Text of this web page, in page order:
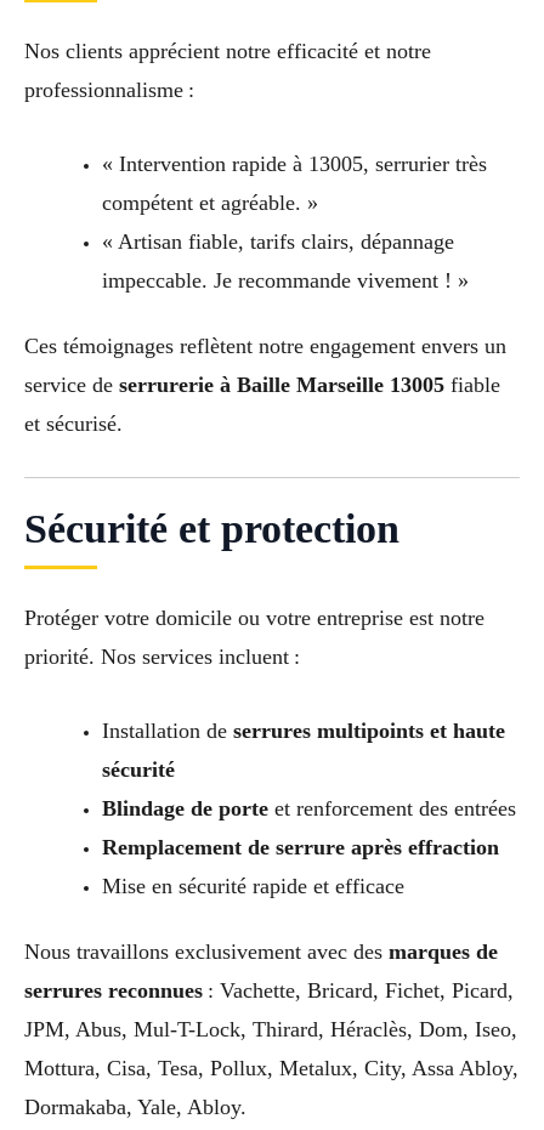
Nos clients apprécient notre efficacité et notre
professionnalisme :
« Intervention rapide à 13005, serrurier très
compétent et agréable. »
« Artisan fiable, tarifs clairs, dépannage
impeccable. Je recommande vivement ! »
Ces témoignages reflètent notre engagement envers un
service de serrurerie à Baille Marseille 13005 fiable
et sécurisé.
Sécurité et protection
Protéger votre domicile ou votre entreprise est notre
priorité. Nos services incluent :
Installation de serrures multipoints et haute
sécurité
Blindage de porteet renforcement des entrées
Remplacement de serrure après effraction
Mise en sécurité rapide et efficace
Nous travaillons exclusivement avec des marques de
serrures reconnues : Vachette, Bricard, Fichet, Picard,
JPM, Abus, Mul-T-Lock, Thirard, Héraclès, Dom, Iseo,
Mottura, Cisa, Tesa, Pollux, Metalux, City, Assa Abloy,
Dormakaba, Yale, Abloy.